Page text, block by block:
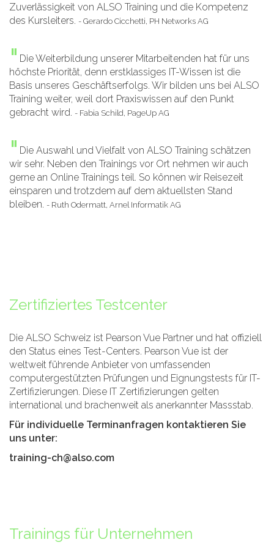
Zuverlässigkeit von ALSO Training und die Kompetenz
des Kursleiters. - Gerardo Cicchetti, PH Networks AG
"Die Weiterbildung unserer Mitarbeitenden hat für uns
höchste Priorität, denn erstklassiges IT-Wissen ist die
Basis unseres Geschäftserfolgs. Wir bilden uns bei ALSO
Training weiter, weil dort Praxiswissen auf den Punkt
gebracht wird. - Fabia Schild, PageUp AG
"Die Auswahl und Vielfalt von ALSO Training schätzen
wir sehr. Neben den Trainings vor Ort nehmen wir auch
gerne an Online Trainings teil. So können wir Reisezeit
einsparen und trotzdem auf dem aktuellsten Stand
bleiben. - Ruth Odermatt, Arnel Informatik AG
Zertifiziertes Testcenter
Die ALSO Schweiz ist Pearson Vue Partner und hat offiziell
den Status eines Test-Centers. Pearson Vue ist der
weltweit führende Anbieter von umfassenden
computergestützten Prüfungen und Eignungstests für IT-
Zertifizierungen. Diese IT Zertifizierungen gelten
international und brachenweit als anerkannter Massstab.
Für individuelle Terminanfragen kontaktieren Sie
uns unter:
training-ch@also.com
Trainings für Unternehmen